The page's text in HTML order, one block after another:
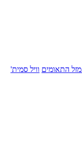
התאומים וויל סמית'